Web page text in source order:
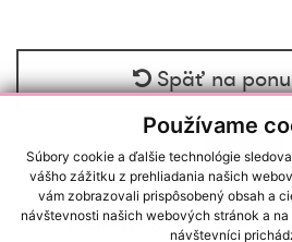
Používame
Súbory cookie a ďalšie technológie
vášho zážitku z prehliadania našich
vám zobrazovali prispôsobený obsah a
návštevnosti našich webových stránok a
návštevníci
Späť na
RAČIANSKA 22/A, 83102,